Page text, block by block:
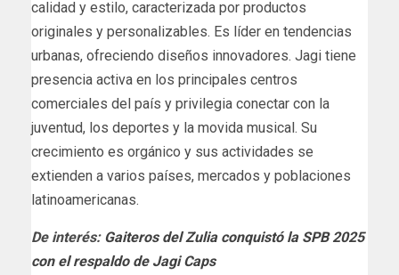
calidad y estilo, caracterizada por productos
originales y personalizables. Es líder en tendencias
urbanas, ofreciendo diseños innovadores. Jagi tiene
presencia activa en los principales centros
comerciales del país y privilegia conectar con la
juventud, los deportes y la movida musical. Su
crecimiento es orgánico y sus actividades se
extienden a varios países, mercados y poblaciones
latinoamericanas.
De interés: Gaiteros del Zulia conquistó la SPB 2025
con el respaldo de Jagi Caps